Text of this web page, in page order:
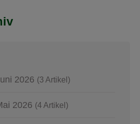
2026 (3 Artikel)
2026 (4 Artikel)